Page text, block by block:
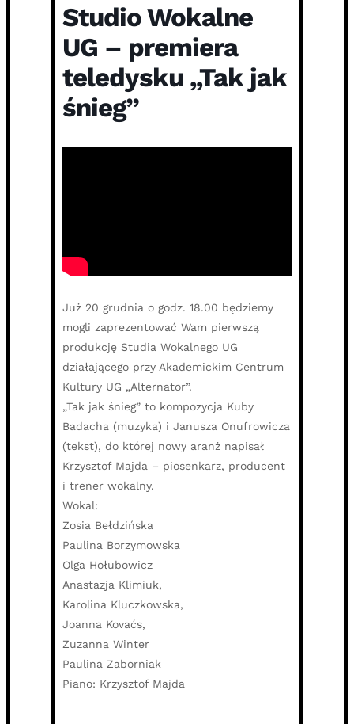
Studio Wokalne
UG – premiera
teledysku „Tak jak
śnieg”
Już 20 grudnia o godz. 18.00 będziemy
mogli zaprezentować Wam pierwszą
produkcję Studia Wokalnego UG
działającego przy Akademickim Centrum
Kultury UG „Alternator”.
„Tak jak śnieg” to kompozycja Kuby
Badacha (muzyka) i Janusza Onufrowicza
(tekst), do której nowy aranż napisał
Krzysztof Majda – piosenkarz, producent
i trener wokalny.
Wokal:
Zosia Bełdzińska
Paulina Borzymowska
Olga Hołubowicz
Anastazja Klimiuk,
Karolina Kluczkowska,
Joanna Kovaćs,
Zuzanna Winter
Paulina Zaborniak
Piano: Krzysztof Majda